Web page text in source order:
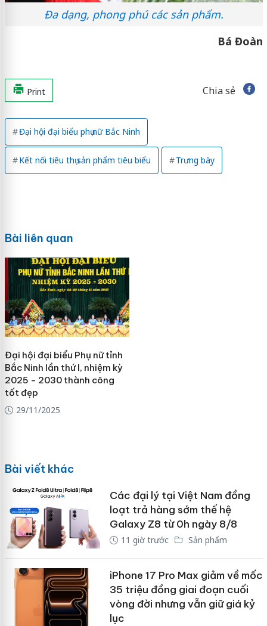
Đa dạng, phong phú các sản phẩm.
Bá Đoàn
Print Chia sẻ
Đại hội đại biểu phụ nữ Bắc Ninh
Kết nối tiêu thụ sản phẩm tiêu biểu Trưng bày
Bài liên quan
Đại hội đại biểu Phụ nữ tỉnh
Bắc Ninh lần thứ I, nhiệm kỳ
2025 - 2030 thành công
tốt đẹp
29/11/2025
Bài viết khác
Các đại lý tại Việt Nam đồng
loạt trả hàng sớm thế hệ
Galaxy Z8 từ 0h ngày 8/8
11 giờ trước Sản phẩm
iPhone 17 Pro Max giảm về mốc
35 triệu đồng giai đoạn cuối
vòng đời nhưng vẫn giữ giá kỷ
lục